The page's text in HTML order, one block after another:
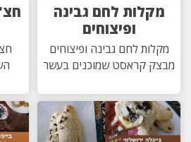
מקלות לחם גבינה
ופיצוחים
מקלות לחם גבינה ופיצוחים
מבצק קראסט שמוכנים בעשר